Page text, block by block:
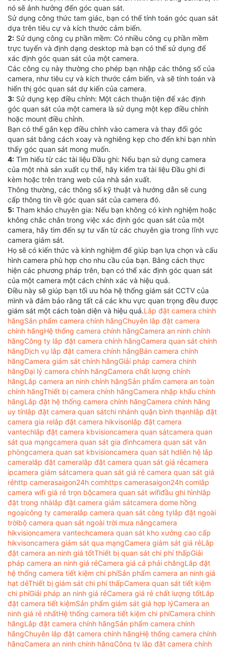
nó sẽ ảnh hưởng đến góc quan sát.
Sử dụng công thức tam giác, bạn có thể tính toán góc quan sát
dựa trên tiêu cự và kích thước cảm biến.
2: Sử dụng công cụ phần mềm: Có nhiều công cụ phần mềm
trực tuyến và định dạng desktop mà bạn có thể sử dụng để
xác định góc quan sát của một camera.
Các công cụ này thường cho phép bạn nhập các thông số của
camera, như tiêu cự và kích thước cảm biến, và sẽ tính toán và
hiển thị góc quan sát dự kiến của camera.
3: Sử dụng kẹp điều chỉnh: Một cách thuận tiện để xác định
góc quan sát của một camera là sử dụng một kẹp điều chỉnh
hoặc mount điều chỉnh.
Bạn có thể gắn kẹp điều chỉnh vào camera và thay đổi góc
quan sát bằng cách xoay và nghiêng kẹp cho đến khi bạn nhìn
thấy góc quan sát mong muốn.
4: Tìm hiểu từ các tài liệu Đầu ghi: Nếu bạn sử dụng camera
của một nhà sản xuất cụ thể, hãy kiểm tra tài liệu Đầu ghi đi
kèm hoặc trên trang web của nhà sản xuất.
Thông thường, các thông số kỹ thuật và hướng dẫn sẽ cung
cấp thông tin về góc quan sát của camera đó.
5: Tham khảo chuyên gia: Nếu bạn không có kinh nghiệm hoặc
không chắc chắn trong việc xác định góc quan sát của một
camera, hãy tìm đến sự tư vấn từ các chuyên gia trong lĩnh vực
camera giám sát.
Họ sẽ có kiến thức và kinh nghiệm để giúp bạn lựa chọn và cấu
hình camera phù hợp cho nhu cầu của bạn. Bằng cách thực
hiện các phương pháp trên, bạn có thể xác định góc quan sát
của một camera một cách chính xác và hiệu quả.
Điều này sẽ giúp bạn tối ưu hóa hệ thống giám sát CCTV của
mình và đảm bảo rằng tất cả các khu vực quan trọng đều được
giám sát một cách toàn diện và hiệu quả.Lắp đặt camera chính
hãngSản phẩm camera chính hãngChuyên lắp đặt camera
chính hãngHệ thống camera chính hãngCamera an ninh chính
hãngCông ty lắp đặt camera chính hãngCamera quan sát chính
hãngDịch vụ lắp đặt camera chính hãngBán camera chính
hãngCamera giám sát chính hãngGiải pháp camera chính
hãngĐại lý camera chính hãngCamera chất lượng chính
hãngLắp camera an ninh chính hãngSản phẩm camera an toàn
chính hãngThiết bị camera chính hãngCamera nhập khẩu chính
hãngLắp đặt hệ thống camera chính hãngCamera chính hãng
uy tínlắp đặt camera quan sátchi nhánh quận bình thạnhlắp đặt
camera gia relắp đặt camera hikvisonlắp đặt camera
vantechlắp đặt camera kbvisioncamera quan sátcamera quan
sát qua mạngcamera quan sát gia đìnhcamera quan sát văn
phòngcamera quan sat kbvisioncamera quan sát hdliên hệ lắp
cameralắp đặt cameralắp đặt camera quan sát giá rẻcamera
ipcamera giám sátcamera quan sát giá rẻ camera quan sát giá
rẻhttp camerasaigon24h comhttps camerasaigon24h comlắp
camera wifi giá rẻ trọn bộcamera quan sát wifiđầu ghi hìnhlắp
đặt trong nhàlắp đặt camera giám sátcamera dome hồng
ngoạicông ty cameralắp camera quan sát công tylắp đặt ngoài
trờibộ camera quan sát ngoài trời mưa nắngcamera
hikvisioncamera vantechcamera quan sát kho xưởng cao cấp
hikvisoncamera giám sát qua mạngCamera giám sát giá rẻLắp
đặt camera an ninh giá tốtThiết bị quan sát chi phí thấpGiải
pháp camera an ninh giá rẻCamera giá cả phải chăngLắp đặt
hệ thống camera tiết kiệm chi phíSản phẩm camera an ninh giá
hạt dẻThiết bị giám sát chi phí thấpCamera quan sát tiết kiệm
chi phíGiải pháp an ninh giá rẻCamera giá rẻ chất lượng tốtLắp
đặt camera tiết kiệmSản phẩm giám sát giá hợp lýCamera an
ninh giá rẻ nhấtHệ thống camera tiết kiệm chi phíCamera chính
hãngLắp đặt camera chính hãngSản phẩm camera chính
hãngChuyên lắp đặt camera chính hãngHệ thống camera chính
hãngCamera an ninh chính hãngCông ty lắp đặt camera chính